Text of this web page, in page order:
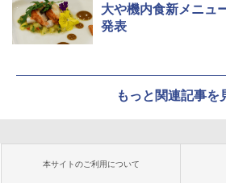
大や機内食新メニュ
発表
もっと関連記事を
本サイトのご利用について